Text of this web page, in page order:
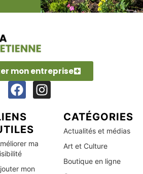
mon entreprise
ma
mon
CATÉGORIES
Actualités et médias
Art et Culture
Boutique en ligne